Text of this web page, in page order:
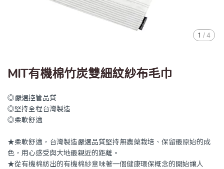
1 /4
MIT有機棉竹炭雙細紋紗布毛巾
◎嚴選控管品質
◎堅持全程台灣製造
◎柔軟舒適
★柔軟舒適，台灣製造嚴選品質堅持無農藥栽培、保留最原始的成
色，用心感受與大地最親近的距離。
★從有機棉紡出的有機棉紗意味著一個健康環保概念的開始讓人